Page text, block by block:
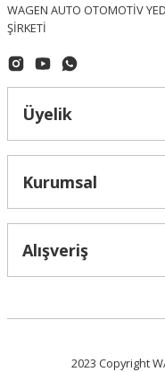
WAGEN AUTO OTOMOTİV
ŞİRKETİ
Üyelik
Kurumsal
Alışveriş
2023 Copyright